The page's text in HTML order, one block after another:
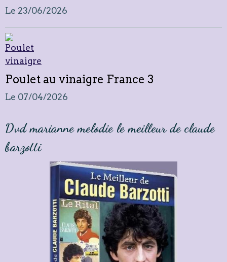
Le 23/06/2026
Poulet au vinaigre France 3
Le 07/04/2026
Dvd marianne melodie le meilleur de claude
barzotti